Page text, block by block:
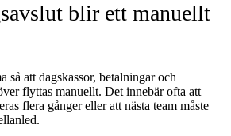
blir ett manuellt
så att dagskassor, betalningar och
flyttas manuellt. Det innebär ofta att
flera gånger eller att nästa team måste